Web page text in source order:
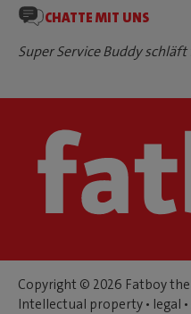
CHATTE MIT UNS
Super Service Buddy schläft
Copyright © 2026 Fatboy the
Intellectual property • legal •